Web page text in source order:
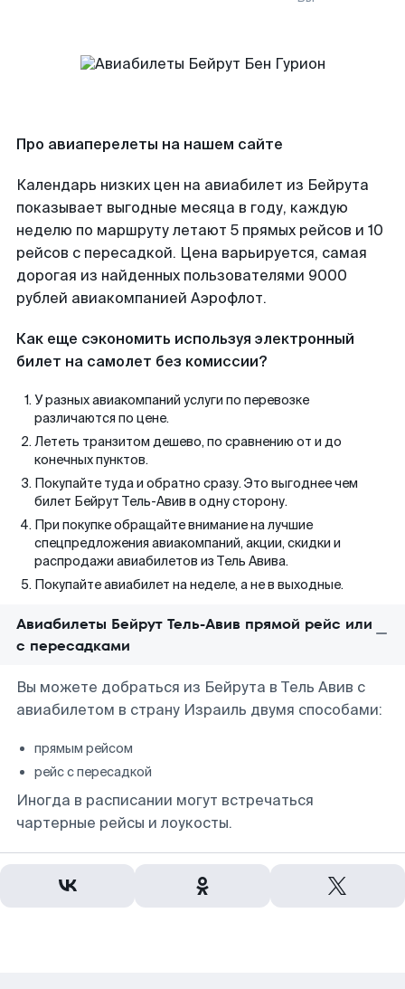
Про авиаперелеты на нашем сайте
Календарь низких цен на авиабилет из Бейрута
показывает выгодные месяца в году, каждую
неделю по маршруту летают 5 прямых рейсов и 10
рейсов с пересадкой. Цена варьируется, самая
дорогая из найденных пользователями 9000
рублей авиакомпанией Аэрофлот.
Как еще сэкономить используя электронный
билет на самолет без комиссии?
У разных авиакомпаний услуги по перевозке
различаются по цене.
Лететь транзитом дешево, по сравнению от и до
конечных пунктов.
Покупайте туда и обратно сразу. Это выгоднее чем
билет Бейрут Тель-Авив в одну сторону.
При покупке обращайте внимание на лучшие
спецпредложения авиакомпаний, акции, скидки и
распродажи авиабилетов из Тель Авива.
Покупайте авиабилет на неделе, а не в выходные.
Авиабилеты Бейрут Тель-Авив прямой рейс или
с пересадками
Вы можете добраться из Бейрута в Тель Авив с
авиабилетом в страну Израиль двумя способами:
прямым рейсом
рейс с пересадкой
Иногда в расписании могут встречаться
чартерные рейсы и лоукосты.